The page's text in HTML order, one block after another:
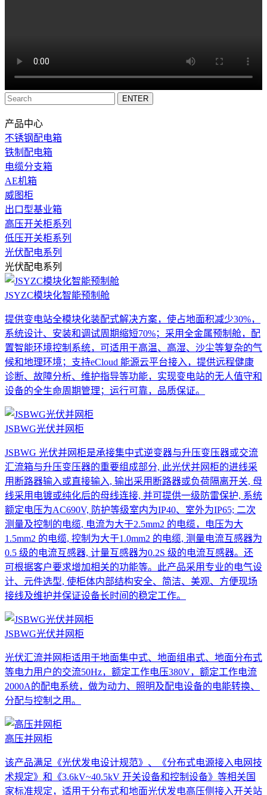
产品中心
不锈钢配电箱
铁制配电箱
电缆分支箱
AE机箱
威图柜
出口型基业箱
高压开关柜系列
低压开关柜系列
光伏配电系列
光伏配电系列
JSYZC模块化智能预制舱
提供变电站全模块化装配式解决方案，使占地面积减少30%，
系统设计、安装和调试周期缩短70%；采用全金属预制舱，配
置智能环境控制系统，可适用于高温、高湿、沙尘等复杂的气
候和地理环境；支持eCloud 能源云平台接入，提供远程健康
诊断、故障分析、维护指导等功能，实现变电站的无人值守和
设备的全生命周期管理；运行可靠，品质保证。
JSBWG光伏并网柜
JSBWG 光伏并网柜是承接集中式逆变器与升压变压器或交流
汇流箱与升压变压器的重要组成部分, 此光伏并网柜的进线采
用断路器输入或直接输入, 输出采用断路器或负荷隔离开关, 母
线采用电镀或纯化后的母线连接, 并可提供一级防雷保护, 系统
额定电压为AC690V, 防护等级室内为IP40、室外为IP65; 二次
测量及控制的电缆, 电流为大于2.5mm2 的电缆，电压为大
1.5mm2 的电缆, 控制为大于1.0mm2 的电缆, 测量电流互感器为
0.5 级的电流互感器, 计量互感器为0.2S 级的电流互感器。还
可根据客户要求增加相关的功能等。此产品采用专业的电气设
计、元件选型, 使柜体内部结构安全、简洁、美观、方便现场
接线及维护并保证设备长时间的稳定工作。
JSBWG光伏并网柜
光伏汇流并网柜适用于地面集中式、地面组串式、地面分布式
等电力用户的交流50Hz，额定工作电压380V，额定工作电流
2000A的配电系统，做为动力、照明及配电设备的电能转换、
分配与控制之用。
高压并网柜
该产品满足《光伏发电设计规范》、《分布式电源接入电网技
术规定》和《3.6kV~40.5kV 开关设备和控制设备》等相关国
家标准规定，适用于分布式和地面光伏发电高压侧接入开关站